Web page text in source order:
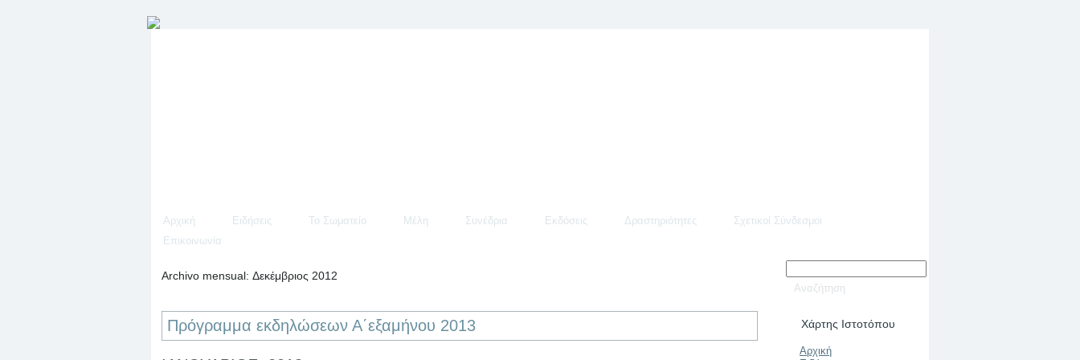
Αρχική Ειδήσεις Το Σωματείο Μέλη Συνέδρια Εκδόσεις Δραστηριότητες
Σχετικοί Σύνδεσμοι
Επικοινωνία
Archivo mensual: Δεκέμβριος 2012
Πρόγραμμα εκδηλώσεων Α΄εξαμήνου 2013 Χάρτης Ιστοτόπου
Αρχική